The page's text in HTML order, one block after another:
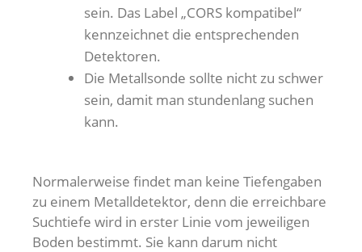
sein. Das Label „CORS kompatibel“
kennzeichnet die entsprechenden
Detektoren.
Die Metallsonde sollte nicht zu schwer
sein, damit man stundenlang suchen
kann.
Normalerweise findet man keine Tiefengaben
zu einem Metalldetektor, denn die erreichbare
Suchtiefe wird in erster Linie vom jeweiligen
Boden bestimmt. Sie kann darum nicht